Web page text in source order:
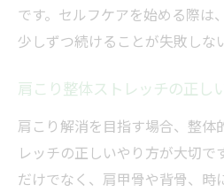
です。セルフケアを始める際は
少しずつ続けることが失敗しな
肩こり整体ストレッチの正し
肩こり解消を目指す場合、整体
レッチの正しいやり方が大切で
だけでなく、肩甲骨や背骨、時